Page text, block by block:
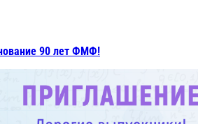
90 лет ФМФ!